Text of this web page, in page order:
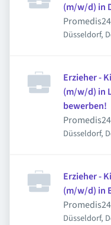
(m/w/d) in
Düsseldorf,
Erzieher -
(m/w/d) in
bewerben!
Düsseldorf,
Erzieher -
(m/w/d) in
Düsseldorf,